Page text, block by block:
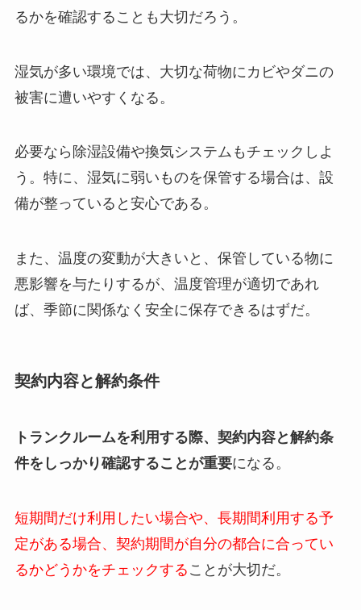
るかを確認することも大切だろう。
湿気が多い環境では、大切な荷物にカビやダニの
被害に遭いやすくなる。
必要なら除湿設備や換気システムもチェックしよ
う。特に、湿気に弱いものを保管する場合は、設
備が整っていると安心である。
また、温度の変動が大きいと、保管している物に
悪影響を与たりするが、温度管理が適切であれ
ば、季節に関係なく安全に保存できるはずだ。
契約内容と解約条件
トランクルームを利用する際、契約内容と解約条
件をしっかり確認することが重要になる。
短期間だけ利用したい場合や、長期間利用する予
定がある場合、契約期間が自分の都合に合ってい
るかどうかをチェックする ことが大切だ。